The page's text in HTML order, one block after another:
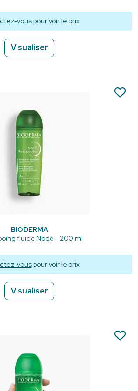
vouspour voir le prix
Visualiser
BIODERMA
fluide Nodé - 200 ml
vouspour voir le prix
Visualiser